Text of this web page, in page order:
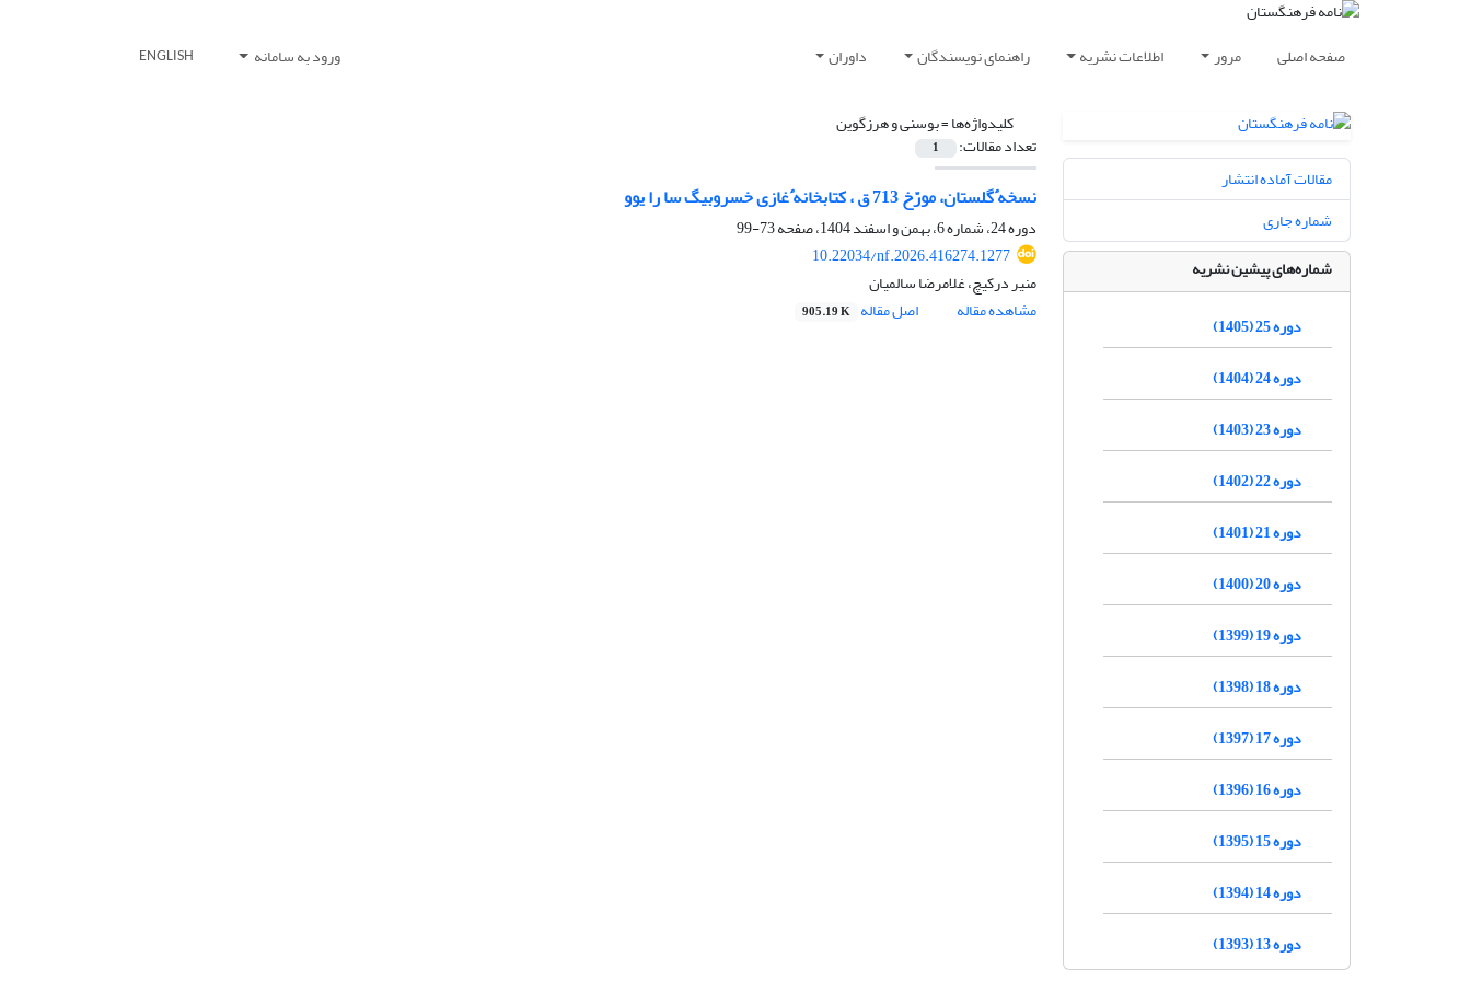
صفحه اصلی مرور اطلاعات نشریه راهنمای نویسندگان داوران ورود به سامانه ENGLISH
کلیدواژه‌ها =بوسنی و هرزگوین
تعداد مقالات: 1
نسخهٔگلستان، مورّخ 713 ق ، کتابخانه ٔغازی خسروبیگ سا را یوو
دوره 24، شماره 6، بهمن و اسفند 1404، صفحه
73-99
10.22034/nf.2026.416274.1277
منیر درکیچ، غلامرضا سالمیان
مشاهده مقاله
اصل مقاله 905.19 K
مقالات آماده انتشار
شماره جاری
شماره‌های پیشین نشریه
دوره 25 (1405)
دوره 24 (1404)
دوره 23 (1403)
دوره 22 (1402)
دوره 21 (1401)
دوره 20 (1400)
دوره 19 (1399)
دوره 18 (1398)
دوره 17 (1397)
دوره 16 (1396)
دوره 15 (1395)
دوره 14 (1394)
دوره 13 (1393)